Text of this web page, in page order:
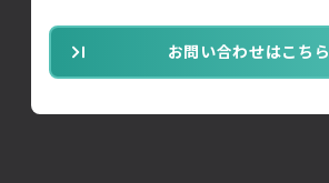
お問い合わせはこちら